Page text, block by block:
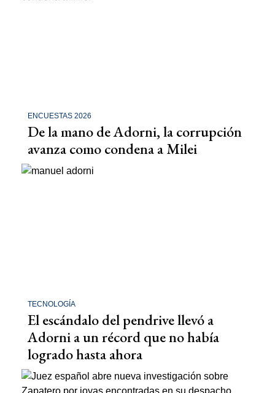
ENCUESTAS 2026
De la mano de Adorni, la corrupción
avanza como condena a Milei
TECNOLOGÍA
El escándalo del pendrive llevó a
Adorni a un récord que no había
logrado hasta ahora